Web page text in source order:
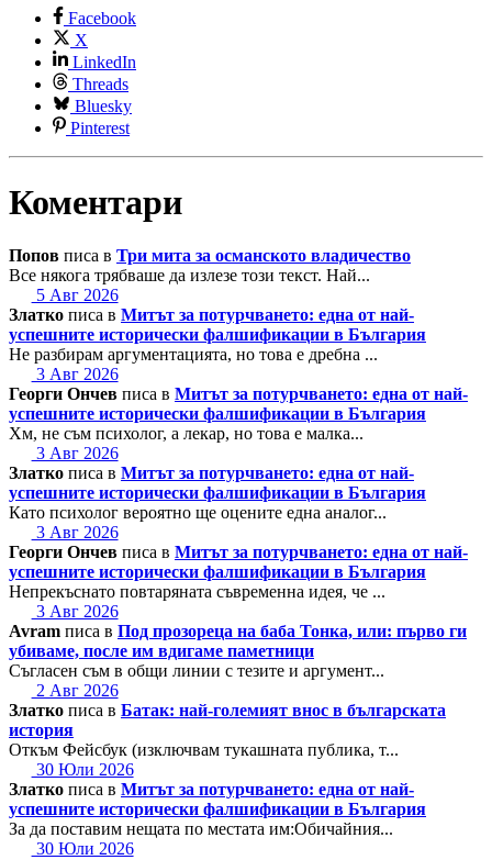
Facebook
X
LinkedIn
Threads
Bluesky
Pinterest
Коментари
Попов писа в Три мита за османското владичество
Все някога трябваше да излезе този текст. Най...
5 Авг 2026
Златко писа в Митът за потурчването: една от най-
успешните исторически фалшификации в България
Не разбирам аргументацията, но това е дребна ...
3 Авг 2026
Георги Ончев писа в Митът за потурчването: една от най-
успешните исторически фалшификации в България
Хм, не съм психолог, а лекар, но това е малка...
3 Авг 2026
Златко писа в Митът за потурчването: една от най-
успешните исторически фалшификации в България
Като психолог вероятно ще оцените една аналог...
3 Авг 2026
Георги Ончев писа в Митът за потурчването: една от най-
успешните исторически фалшификации в България
Непрекъснато повтаряната съвременна идея, че ...
3 Авг 2026
Avram писа в Под прозореца на баба Тонка, или: първо ги
убиваме, после им вдигаме паметници
Съгласен съм в общи линии с тезите и аргумент...
2 Авг 2026
Златко писа в Батак: най-големият внос в българската
история
Откъм Фейсбук (изключвам тукашната публика, т...
30 Юли 2026
Златко писа в Митът за потурчването: една от най-
успешните исторически фалшификации в България
За да поставим нещата по местата им:Обичайния...
30 Юли 2026